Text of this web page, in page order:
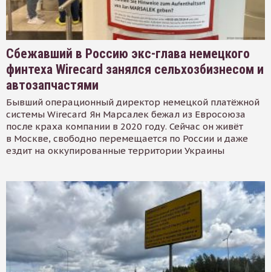
Сбежавший в Россию экс-глава немецкого
финтеха Wirecard занялся сельхозбизнесом и
автозапчастями
Бывший операционный директор немецкой платёжной
системы Wirecard Ян Марсалек бежал из Евросоюза
после краха компании в 2020 году. Сейчас он живёт
в Москве, свободно перемещается по России и даже
ездит на оккупированные территории Украины